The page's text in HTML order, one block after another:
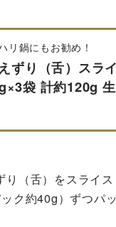
リ鍋にもお勧め！
ずり（舌）スラ
袋 計約120g
り（舌）をスライ
ク約40g）ずつパ